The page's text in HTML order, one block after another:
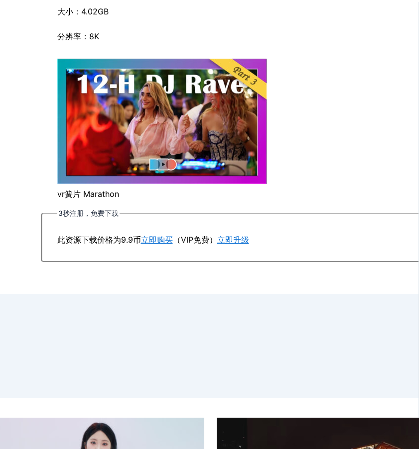
大小：4.02GB
分辨率：8K
vr簧片 Marathon
3秒注册，免费下载
此资源下载价格为9.9币立即购买（VIP免费） 立即升级